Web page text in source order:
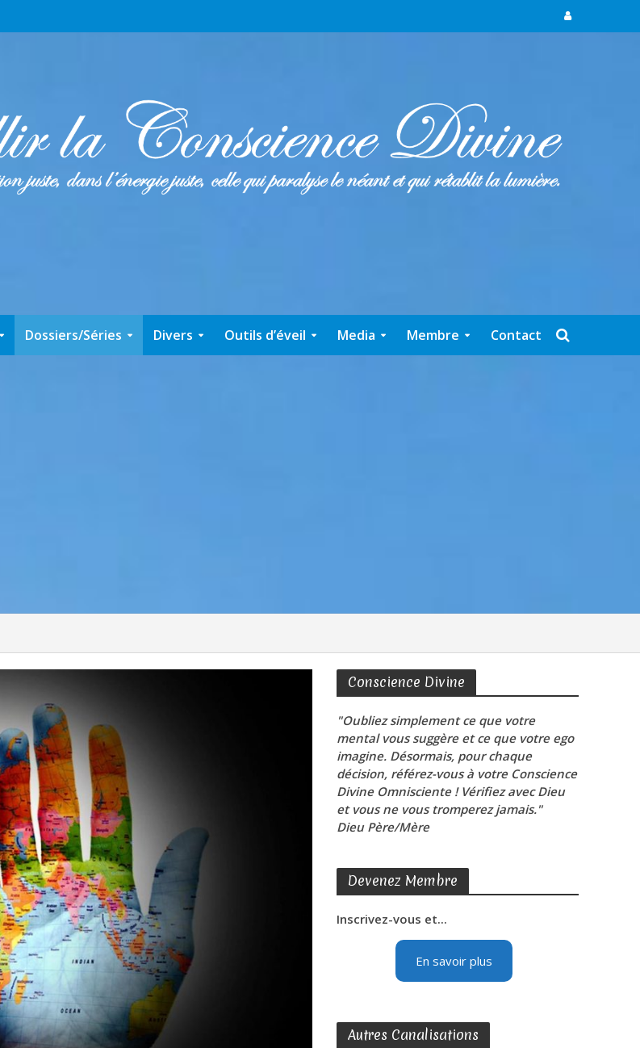
Dossiers/Séries Divers Outils d’éveil Media Membre Contact
Conscience Divine
"Oubliez simplement ce que votre
mental vous suggère et ce que votre ego
imagine. Désormais, pour chaque
décision, référez-vous à votre Conscience
Divine Omnisciente ! Vérifiez avec Dieu
et vous ne vous tromperez jamais."
Dieu Père/Mère
Devenez Membre
Inscrivez-vous et...
En savoir plus
Autres Canalisations